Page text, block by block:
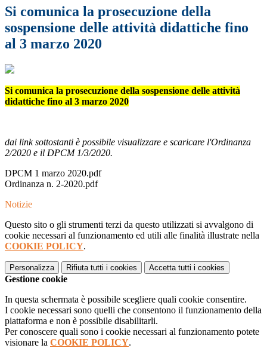
Si comunica la prosecuzione della
sospensione delle attività didattiche fino
al 3 marzo 2020
Si comunica la prosecuzione della sospensione delle attività
didattiche fino al 3 marzo 2020
dai link sottostanti è possibile visualizzare e scaricare l'Ordinanza
2/2020 e il DPCM 1/3/2020.
DPCM 1 marzo 2020.pdf
Ordinanza n. 2-2020.pdf
Notizie
Questo sito o gli strumenti terzi da questo utilizzati si avvalgono di
cookie necessari al funzionamento ed utili alle finalità illustrate nella
COOKIE POLICY.
Personalizza Rifiuta tutti i cookies Accetta tutti i cookies
Gestione cookie
In questa schermata è possibile scegliere quali cookie consentire.
I cookie necessari sono quelli che consentono il funzionamento della
piattaforma e non è possibile disabilitarli.
Per conoscere quali sono i cookie necessari al funzionamento potete
visionare la COOKIE POLICY.